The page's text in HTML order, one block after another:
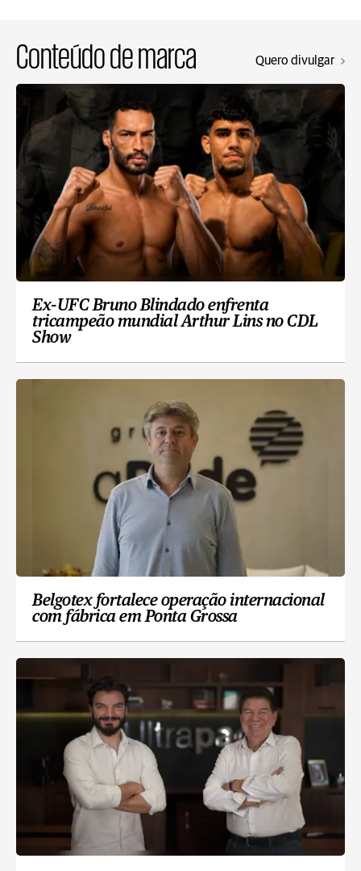
Conteúdo de marca Quero divulgar
Ex-UFC Bruno Blindado enfrenta
tricampeão mundial Arthur Lins no CDL
Show
Belgotex fortalece operação internacional
com fábrica em Ponta Grossa